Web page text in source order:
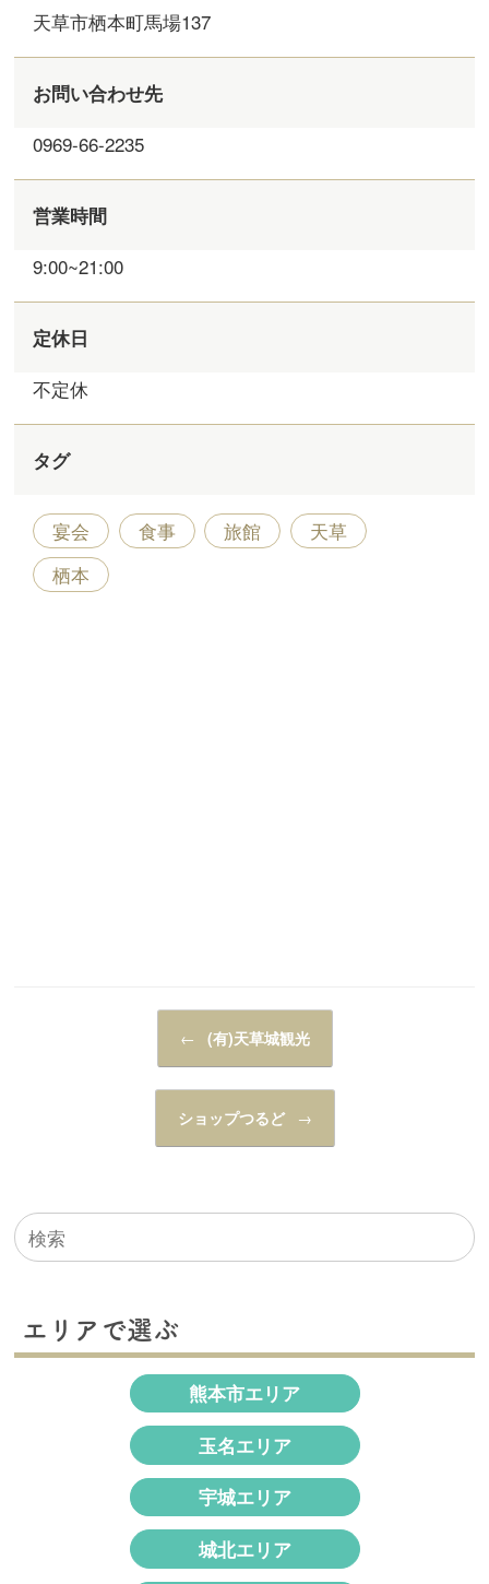
天草市栖本町馬場137
お問い合わせ先
0969-66-2235
営業時間
9:00~21:00
定休日
不定休
タグ
宴会 食事 旅館
天草
栖本
← (有)天草城観光
ショップつるど →
検
索
エリアで選ぶ
熊本市エリア
玉名エリア
宇城エリア
城北エリア